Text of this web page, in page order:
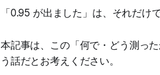
「0.95 が出ました」は、それだけ
本記事は、この「何で・どう測っ
う話だとお考えください。